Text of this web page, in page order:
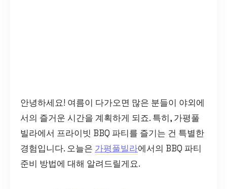
안녕하세요! 여름이 다가오면 많은 분들이 야외에
서의 즐거운 시간을 계획하게 되죠. 특히, 가평풀
빌라에서 프라이빗 BBQ 파티를 즐기는 건 특별한
경험입니다. 오늘은 가평풀빌라에서의 BBQ 파티
준비 방법에 대해 알려드릴게요.